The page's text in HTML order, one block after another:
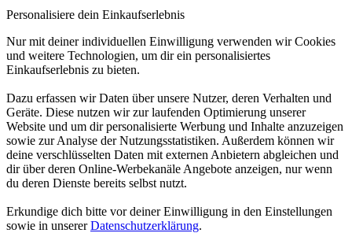
Personalisiere dein Einkaufserlebnis
Nur mit deiner individuellen Einwilligung verwenden wir Cookies
und weitere Technologien, um dir ein personalisiertes
Einkaufserlebnis zu bieten.
Dazu erfassen wir Daten über unsere Nutzer, deren Verhalten und
Geräte. Diese nutzen wir zur laufenden Optimierung unserer
Website und um dir personalisierte Werbung und Inhalte anzuzeigen
sowie zur Analyse der Nutzungsstatistiken. Außerdem können wir
deine verschlüsselten Daten mit externen Anbietern abgleichen und
dir über deren Online-Werbekanäle Angebote anzeigen, nur wenn
du deren Dienste bereits selbst nutzt.
Erkundige dich bitte vor deiner Einwilligung in den Einstellungen
sowie in unsererDatenschutzerklärung.